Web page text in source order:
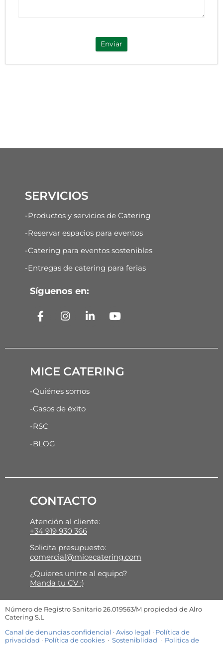
Enviar
SERVICIOS
-Productos y servicios de Catering
-Reservar espacios para eventos
-Catering para eventos sostenibles
-Entregas de catering para ferias
Síguenos en:
MICE CATERING
-Quiénes somos
-Casos de éxito
-RSC
-BLOG
CONTACTO
Atención al cliente:
+34 919 930 366
Solicita presupuesto:
comercial@micecatering.com
¿Quieres unirte al equipo?
Manda tu CV :)
Número de Registro Sanitario 26.019563/M propiedad de Alro
Catering S.L
Canal de denuncias confidencial ·Aviso legal · Política de
privacidad · Política de cookies · Sosteniblidad · Politica de